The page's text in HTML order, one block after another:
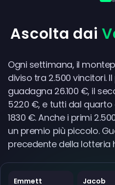
Emmett Jacob
Ascolta dai
Ogni settimana, il
diviso tra 2.500 vincitori.
guadagna 26.100 €, il
5220 €, e tutti dal
1830 €. Anche i primi
un premio più piccolo.
precedente della lotteria